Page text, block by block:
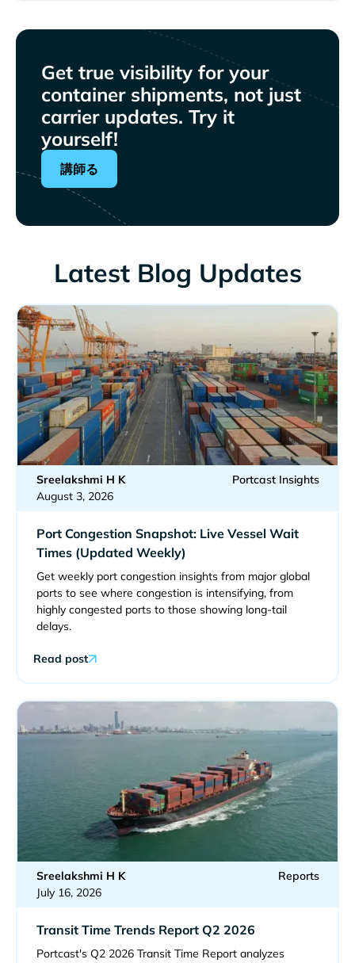
Get true visibility for your
container shipments, not just
carrier updates. Try it
yourself!
講師る
Latest Blog Updates
Sreelakshmi H K
August 3, 2026
Portcast Insights
Port Congestion Snapshot: Live Vessel Wait
Times (Updated Weekly)
Get weekly port congestion insights from major global
ports to see where congestion is intensifying, from
highly congested ports to those showing long-tail
delays.
Read post
Sreelakshmi H K
July 16, 2026
Reports
Transit Time Trends Report Q2 2026
Portcast's Q2 2026 Transit Time Report analyzes